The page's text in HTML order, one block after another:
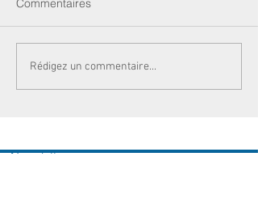
Commentaires
Rédigez un commentaire...
Newsletters